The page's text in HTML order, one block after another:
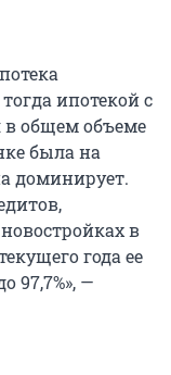
ипотекой с
в общем объеме
была на
доминирует.
в
года ее
97,7%», —